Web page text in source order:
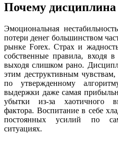
Почему
Эмоциональная
потери денег большинством
рынке Forex. Страх и
собственные правила, входя
выходя слишком рано.
этим деструктивным чувствам,
по утвержденному
выдержки даже самая
убытки из-за хаотичного
фактора. Воспитание в себе
постоянных усилий по
ситуациях.